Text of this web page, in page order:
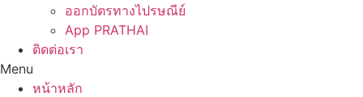
ออกบัตรทางไปรษณีย์
App PRATHAI
ติดต่อเรา
Menu
หน้าหลัก